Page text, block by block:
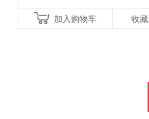
加入购物车
收藏